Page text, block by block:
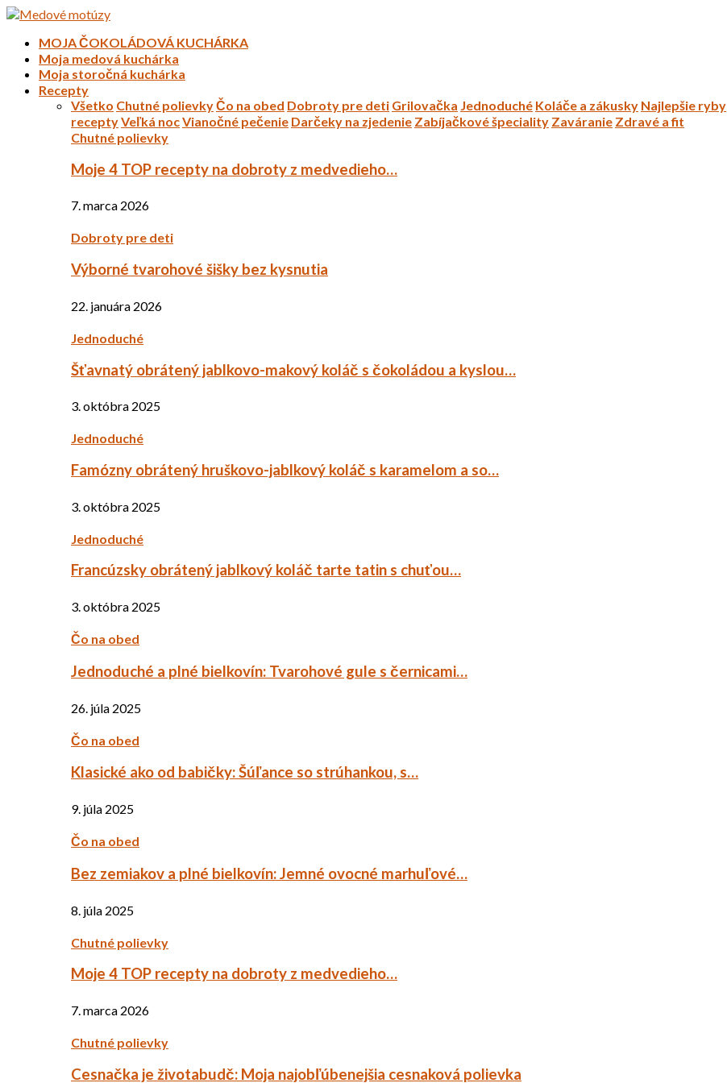
MOJA ČOKOLÁDOVÁ KUCHÁRKA
Moja medová kuchárka
Moja storočná kuchárka
Recepty
Všetko Chutné polievkyČo na obed Dobroty pre deti Grilovačka Jednoduché Koláče a zákusky Najlepšie ryby
receptyVeľká nocVianočné pečenie Darčeky na zjedenie Zabíjačkové špeciality Zaváranie Zdravé a fit
Chutné polievky
Moje 4 TOP recepty na dobroty z medvedieho…
7. marca 2026
Dobroty pre deti
Výborné tvarohové šišky bez kysnutia
22. januára 2026
Jednoduché
Šťavnatý obrátený jablkovo-makový koláč s čokoládou a kyslou…
3. októbra 2025
Jednoduché
Famózny obrátený hruškovo-jablkový koláč s karamelom a so…
3. októbra 2025
Jednoduché
Francúzsky obrátený jablkový koláč tarte tatin s chuťou…
3. októbra 2025
Čo na obed
Jednoduché a plné bielkovín: Tvarohové gule s černicami…
26. júla 2025
Čo na obed
Klasické ako od babičky: Šúľance so strúhankou, s…
9. júla 2025
Čo na obed
Bez zemiakov a plné bielkovín: Jemné ovocné marhuľové…
8. júla 2025
Chutné polievky
Moje 4 TOP recepty na dobroty z medvedieho…
7. marca 2026
Chutné polievky
Cesnačka je životabudč: Moja najobľúbenejšia cesnaková polievka